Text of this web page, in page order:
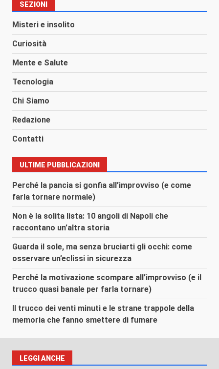
SEZIONI
Misteri e insolito
Curiosità
Mente e Salute
Tecnologia
Chi Siamo
Redazione
Contatti
ULTIME PUBBLICAZIONI
Perché la pancia si gonfia all’improvviso (e come
farla tornare normale)
Non è la solita lista: 10 angoli di Napoli che
raccontano un’altra storia
Guarda il sole, ma senza bruciarti gli occhi: come
osservare un’eclissi in sicurezza
Perché la motivazione scompare all’improvviso (e il
trucco quasi banale per farla tornare)
Il trucco dei venti minuti e le strane trappole della
memoria che fanno smettere di fumare
LEGGI ANCHE